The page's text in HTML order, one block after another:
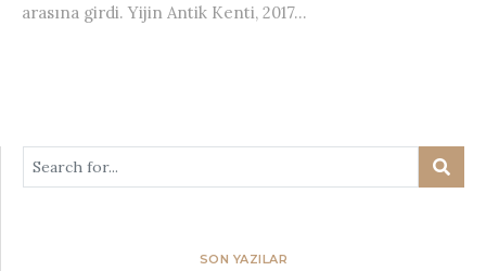
arasına girdi. Yijin Antik Kenti, 2017...
SON YAZILAR